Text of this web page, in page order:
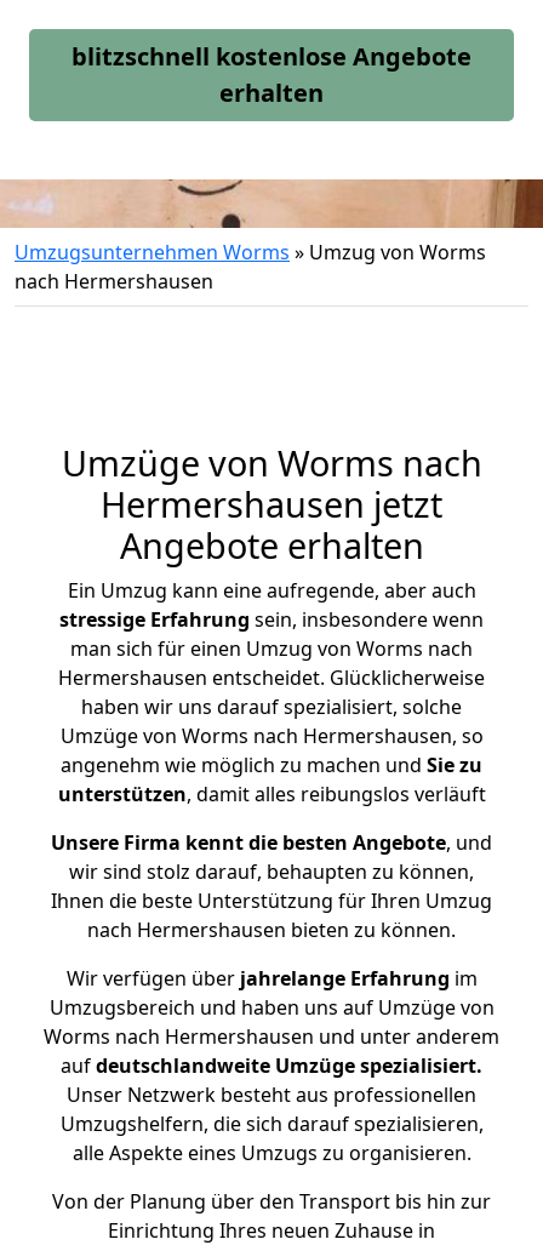
blitzschnell kostenlose Angebote
erhalten
Umzugsunternehmen Worms » Umzug von Worms
nach Hermershausen
Umzüge von Worms nach
Hermershausen jetzt
Angebote erhalten
Ein Umzug kann eine aufregende, aber auch
stressige Erfahrung sein, insbesondere wenn
man sich für einen Umzug von Worms nach
Hermershausen entscheidet. Glücklicherweise
haben wir uns darauf spezialisiert, solche
Umzüge von Worms nach Hermershausen, so
angenehm wie möglich zu machen und Sie zu
unterstützen, damit alles reibungslos verläuft
Unsere Firma kennt die besten Angebote, und
wir sind stolz darauf, behaupten zu können,
Ihnen die beste Unterstützung für Ihren Umzug
nach Hermershausen bieten zu können.
Wir verfügen überjahrelange Erfahrung im
Umzugsbereich und haben uns auf Umzüge von
Worms nach Hermershausen und unter anderem
aufdeutschlandweite Umzüge spezialisiert.
Unser Netzwerk besteht aus professionellen
Umzugshelfern, die sich darauf spezialisieren,
alle Aspekte eines Umzugs zu organisieren.
Von der Planung über den Transport bis hin zur
Einrichtung Ihres neuen Zuhause in